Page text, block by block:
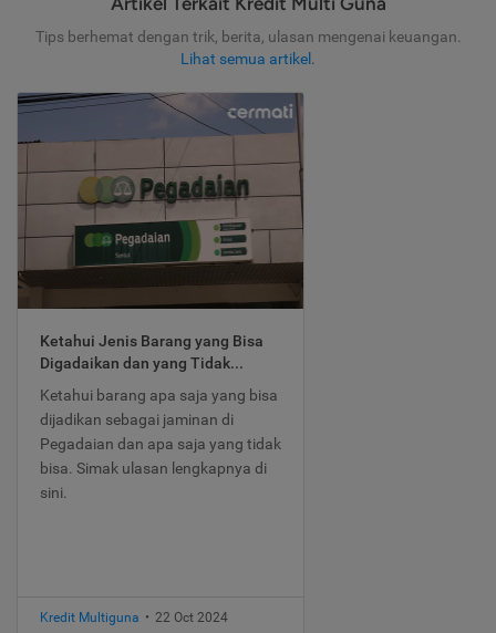
Tips berhemat dengan trik, berita, ulasan mengenai keuangan.
Lihat semua artikel .
Ketahui Jenis Barang yang Bisa
Digadaikan dan yang Tidak...
Ketahui barang apa saja yang bisa
dijadikan sebagai jaminan di
Pegadaian dan apa saja yang tidak
bisa. Simak ulasan lengkapnya di
sini.
Kredit Multiguna • 22 Oct 2024